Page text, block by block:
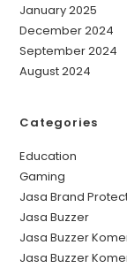
January 2025
December 2024
September 2024
August 2024
Categories
Education
Gaming
Jasa Brand
Jasa Buzzer
Jasa Buzzer
Jasa Buzzer